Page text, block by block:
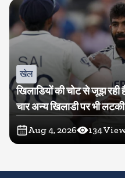
खेल
खिलाडियों की चोट से जूझ रही
चार अन्य खिलाडी पर भी
Aug 4, 2026 134